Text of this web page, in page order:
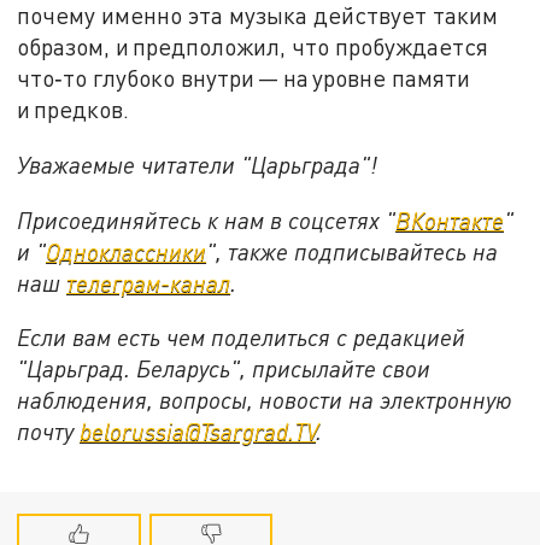
почему именно эта музыка действует таким
образом, и предположил, что пробуждается
что‑то глубоко внутри — на уровне памяти
и предков.
Уважаемые читатели "Царьграда"!
Присоединяйтесь к нам в соцсетях "ВКонтакте"
и "Одноклассники", также подписывайтесь на
наш телеграм-канал
Если вам есть чем поделиться с редакцией
"Царьград. Беларусь", присылайте свои
наблюдения, вопросы, новости на электронную
почту belorussia@Tsargrad.TV.